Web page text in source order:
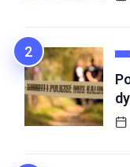
dy